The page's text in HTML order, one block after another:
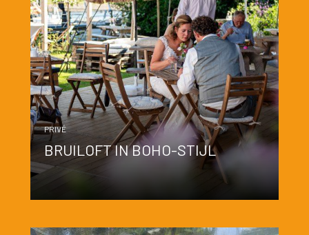
PRIVÉ
BRUILOFT IN BOHO-STIJL